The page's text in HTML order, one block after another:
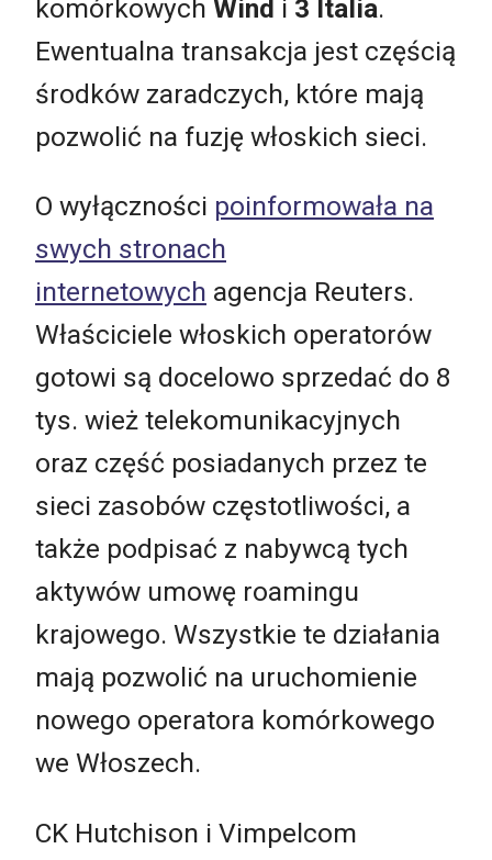
komórkowych Wind i 3 Italia.
Ewentualna transakcja jest częścią
środków zaradczych, które mają
pozwolić na fuzję włoskich sieci.
O wyłączności poinformowała na
swych stronach
internetowych agencja Reuters.
Właściciele włoskich operatorów
gotowi są docelowo sprzedać do 8
tys. wież telekomunikacyjnych
oraz część posiadanych przez te
sieci zasobów częstotliwości, a
także podpisać z nabywcą tych
aktywów umowę roamingu
krajowego. Wszystkie te działania
mają pozwolić na uruchomienie
nowego operatora komórkowego
we Włoszech.
CK Hutchison i Vimpelcom